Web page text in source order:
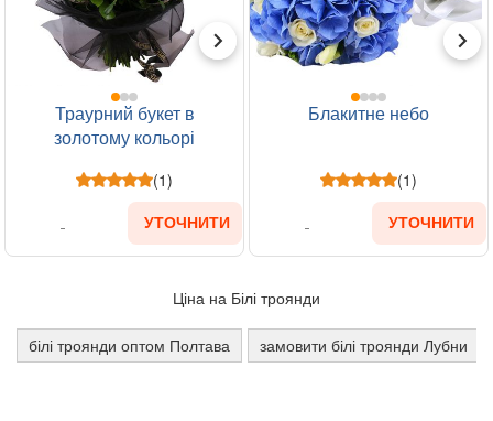
Траурний букет в
золотому кольорі
(1)
УТОЧНИТИ
Блакитне небо
(1)
УТОЧНИТИ
Ціна на Білі троянди
білі троянди оптом Полтава замовити білі троянди Лубни